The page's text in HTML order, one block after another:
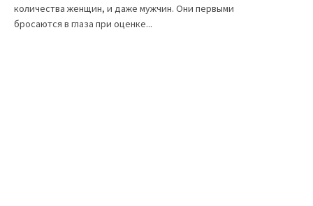
количества женщин, и даже мужчин. Они первыми
бросаются в глаза при оценке...